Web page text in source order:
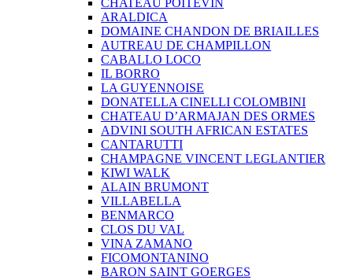
CHATEAU POITEVIN
ARALDICA
DOMAINE CHANDON DE BRIAILLES
AUTREAU DE CHAMPILLON
CABALLO LOCO
IL BORRO
LA GUYENNOISE
DONATELLA CINELLI COLOMBINI
CHATEAU D’ARMAJAN DES ORMES
ADVINI SOUTH AFRICAN ESTATES
CANTARUTTI
CHAMPAGNE VINCENT LEGLANTIER
KIWI WALK
ALAIN BRUMONT
VILLABELLA
BENMARCO
CLOS DU VAL
VINA ZAMANO
FICOMONTANINO
BARON SAINT GOERGES